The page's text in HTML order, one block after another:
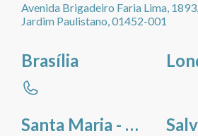
Avenida Brigadeiro Faria Lima,
Jardim Paulistano, 01452-001
Brasília
Santa Maria - Deivid Vieira Braz